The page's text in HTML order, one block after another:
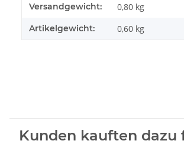
Versandgewicht: 0,80 kg
Artikelgewicht: 0,60 kg
Kunden kauften dazu